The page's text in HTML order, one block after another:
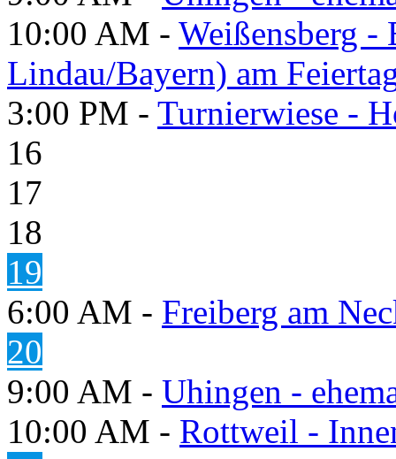
10:00 AM - Weißensberg
Lindau/Bayern) am
3:00 PM - Turnierwiese -
16
17
18
19
6:00 AM - Freiberg am
20
9:00 AM - Uhingen -
10:00 AM - Rottweil -